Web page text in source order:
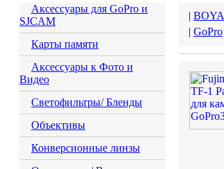
Аксессуары для GoPro и
SJCAM
Карты памяти
Аксессуары к Фото и
Видео
Светофильтры/ Бленды
Объективы
Конверсионные линзы
| BOYA
| GoPro